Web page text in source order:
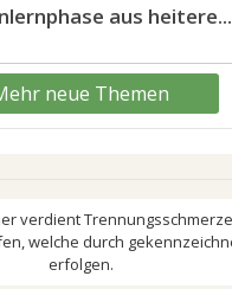
aus heitere...
neue Themen